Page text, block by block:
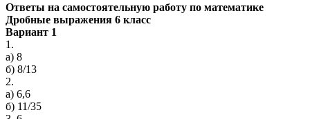
Ответы на самостоятельную работу по математике
Дробные выражения 6 класс
Вариант 1
1.
а) 8
б) 8/13
2.
а) 6,6
б) 11/35